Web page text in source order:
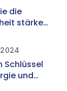
die
stärken
Schlüssel
und
2024